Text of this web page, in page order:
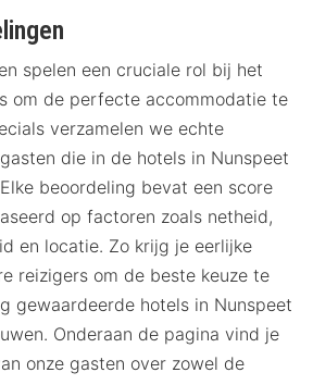
spelen een cruciale rol bij het
om de perfecte accommodatie te
verzamelen we echte
die in de hotels in Nunspeet
beoordeling bevat een score
op factoren zoals netheid,
en locatie. Zo krijg je eerlijke
reizigers om de beste keuze te
gewaardeerde hotels in Nunspeet
Onderaan de pagina vind je
onze gasten over zowel de